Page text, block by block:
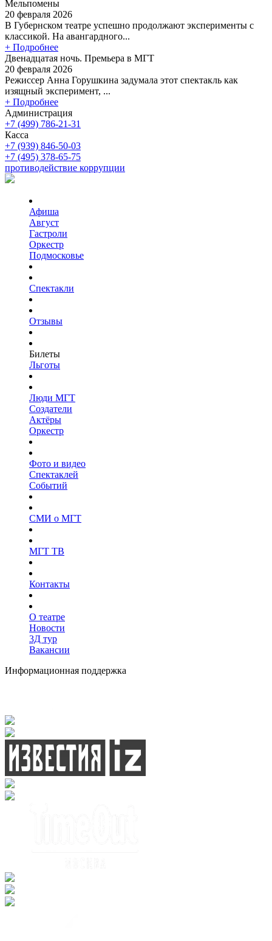
Мельпомены
20 февраля 2026
В Губернском театре успешно продолжают эксперименты с
классикой. На авангардного...
+ Подробнее
Двенадцатая ночь. Премьера в МГТ
20 февраля 2026
Режиссер Анна Горушкина задумала этот спектакль как
изящный эксперимент, ...
+ Подробнее
Администрация
+7 (499) 786-21-31
Касса
+7 (939) 846-50-03
+7 (495) 378-65-75
противодействие коррупции
Афиша
Август
Гастроли
Оркестр
Подмосковье
Спектакли
Отзывы
Билеты
Льготы
Люди МГТ
Создатели
Актёры
Оркестр
Фото и видео
Спектаклей
Событий
СМИ о МГТ
МГТ ТВ
Контакты
О театре
Новости
3Д тур
Вакансии
Информационная поддержка